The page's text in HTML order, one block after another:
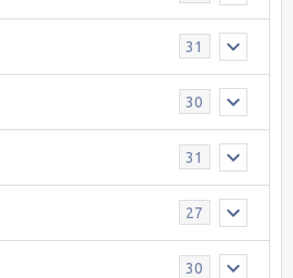
31
30
31
27
30